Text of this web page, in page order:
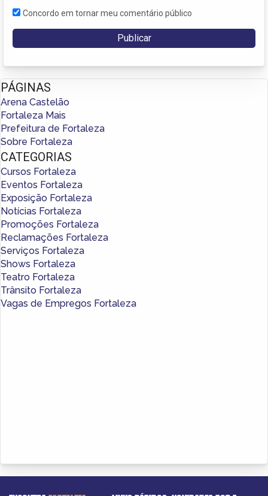
Concordo em tornar meu comentário público
PÁGINAS
Arena Castelão
Fortaleza Mais
Prefeitura de Fortaleza
Sobre Fortaleza
CATEGORIAS
Cursos Fortaleza
Eventos Fortaleza
Exposição Fortaleza
Notícias Fortaleza
Promoções Fortaleza
Reclamações Fortaleza
Serviços Fortaleza
Shows Fortaleza
Teatro Fortaleza
Trânsito Fortaleza
Vagas de Empregos Fortaleza